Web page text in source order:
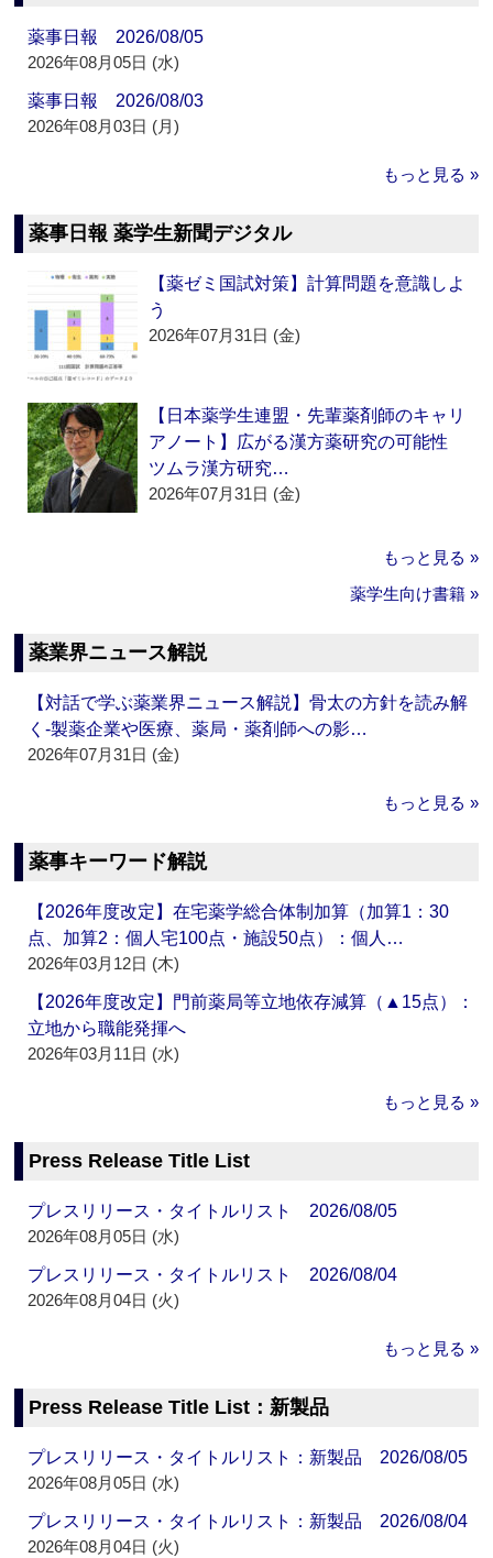
薬事日報 2026/08/05
2026年08月05日 (水)
薬事日報 2026/08/03
2026年08月03日 (月)
もっと見る »
薬事日報 薬学生新聞デジタル
【薬ゼミ国試対策】計算問題を意識しよ
う
2026年07月31日 (金)
【日本薬学生連盟・先輩薬剤師のキャリ
アノート】広がる漢方薬研究の可能性
ツムラ漢方研究…
2026年07月31日 (金)
もっと見る »
薬学生向け書籍 »
薬業界ニュース解説
【対話で学ぶ薬業界ニュース解説】骨太の方針を読み解
く‐製薬企業や医療、薬局・薬剤師への影…
2026年07月31日 (金)
もっと見る »
薬事キーワード解説
【2026年度改定】在宅薬学総合体制加算（加算1：30
点、加算2：個人宅100点・施設50点）：個人…
2026年03月12日 (木)
【2026年度改定】門前薬局等立地依存減算（▲15点）：
立地から職能発揮へ
2026年03月11日 (水)
もっと見る »
Press Release Title List
プレスリリース・タイトルリスト 2026/08/05
2026年08月05日 (水)
プレスリリース・タイトルリスト 2026/08/04
2026年08月04日 (火)
もっと見る »
Press Release Title List：新製品
プレスリリース・タイトルリスト：新製品 2026/08/05
2026年08月05日 (水)
プレスリリース・タイトルリスト：新製品 2026/08/04
2026年08月04日 (火)